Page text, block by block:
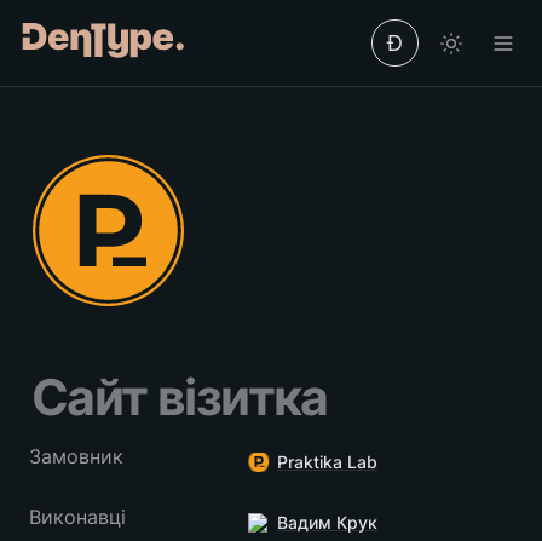
Ð
Сайт візитка
Замовник Praktika Lab
Виконавці Вадим Крук